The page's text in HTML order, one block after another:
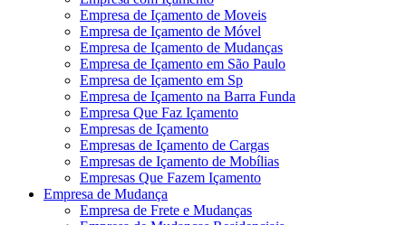
Empresa de Içamento de Moveis
Empresa de Içamento de Móvel
Empresa de Içamento de Mudanças
Empresa de Içamento em São Paulo
Empresa de Içamento em Sp
Empresa de Içamento na Barra Funda
Empresa Que Faz Içamento
Empresas de Içamento
Empresas de Içamento de Cargas
Empresas de Içamento de Mobílias
Empresas Que Fazem Içamento
Empresa de Mudança
Empresa de Frete e Mudanças